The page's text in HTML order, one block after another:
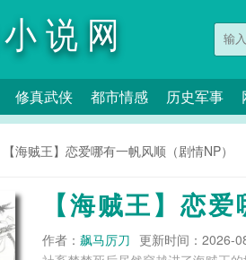
说网
修真武侠 都市情感 历史军事
【海贼王】恋爱哪有一帆风顺（剧情NP）
【海贼王】恋
作者： 飙马厉刀 更新时间：2026-